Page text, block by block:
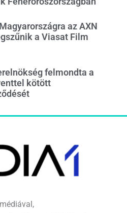
az AXN
a Viasat Film
felmondta a
kötött